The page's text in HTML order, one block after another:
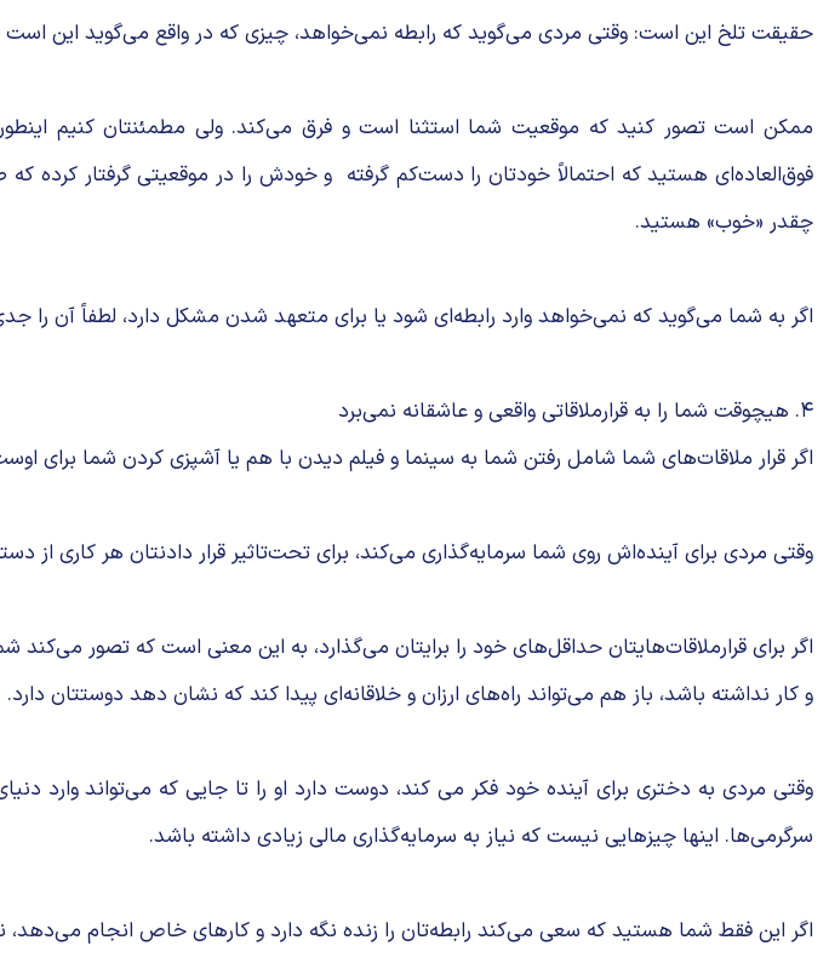
حقیقت تلخ این است: وقتی مردی می‌گوید که رابطه نمی‌خواهد، چیزی که در واقع می‌گوید این است
ممکن است تصور کنید که موقعیت شما استثنا است و فرق می‌کند. ولی مطمئنتان کنیم
فوق‌العاده‌ای هستید که احتمالاً خودتان را دست‌کم گرفته و خودش را در موقعیتی گرفتار کرده
چقدر «خوب‌» هستید.
اگر به شما می‌گوید که نمی‌خواهد وارد رابطه‌ای شود یا برای متعهد شدن مشکل دارد، لطفاً آن را
۴. هیچوقت شما را به قرارملاقاتی واقعی و عاشقانه نمی‌برد
اگر قرار ملاقات‌های شما شامل رفتن شما به سینما و فیلم دیدن با هم یا آشپزی کردن شما برای
وقتی مردی برای آینده‌اش روی شما سرمایه‌گذاری می‌کند، برای تحت‌تاثیر قرار دادنتان هر کاری
اگر برای قرارملاقات‌هایتان حداقل‌های خود را برایتان می‌گذارد، به این معنی است که تصور
و کار نداشته باشد، باز هم می‌تواند راه‌های ارزان و خلاقانه‌ای پیدا کند که نشان دهد دوستتان دارد.
وقتی مردی به دختری برای آینده خود فکر می کند، دوست دارد او را تا جایی که می‌تواند وارد
سرگرمی‌ها. اینها چیزهایی نیست که نیاز به سرمایه‌گذاری مالی زیادی داشته باشد.
اگر این فقط شما هستید که سعی می‌کند رابطه‌تان را زنده نگه دارد و کارهای خاص انجام